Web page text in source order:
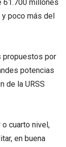
61.700 millones
y poco más del
propuestos por
potencias
de la URSS
cuarto nivel,
en buena